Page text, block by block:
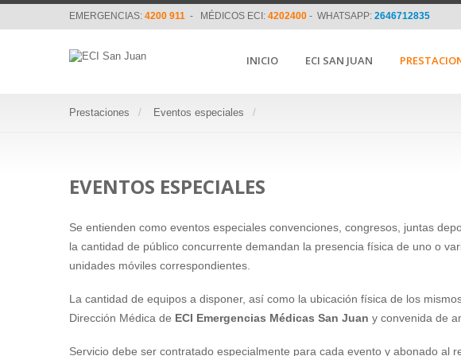
EMERGENCIAS: 4200 911 - MÉDICOS ECI: 4202400 - WHATSAPP: 2646712835
INICIO ECI SAN JUAN
Prestaciones Eventos especiales
EVENTOS ESPECIALES
Se entienden como eventos especiales convenciones, congresos, juntas
la cantidad de público concurrente demandan la presencia física de uno o
unidades móviles correspondientes.
La cantidad de equipos a disponer, así como la ubicación física de los
Dirección Médica de ECI Emergencias Médicas San Juan y convenida de
Servicio debe ser contratado especialmente para cada evento y abonado al